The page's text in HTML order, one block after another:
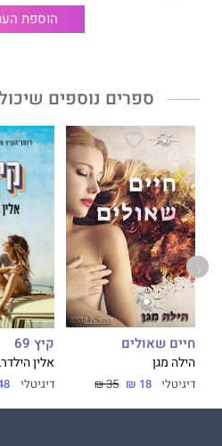
הוספת
ספרים נוספים
חיים שאולים
הילה מגן
דיגיטלי 18 ₪
35 ₪
קיץ 69
אלין
דיגיטלי ₪